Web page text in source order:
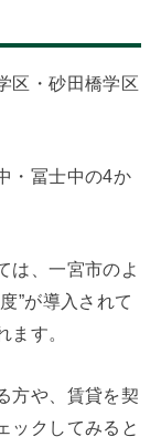
区・砂田橋学区
・冨士中の4か
は、一宮市のよ
”が導入されて
す。
方や、賃貸を契
ックしてみると